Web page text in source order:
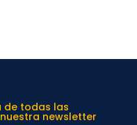
de todas las
newsletter